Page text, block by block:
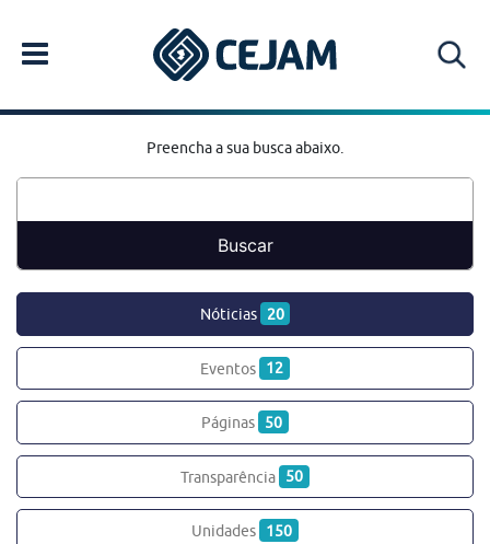
Preencha a sua busca abaixo.
Nóticias 20
Eventos 12
Páginas 50
Transparência 50
Unidades 150